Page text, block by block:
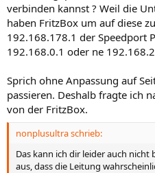
verbinden kannst ? Weil die
haben FritzBox um auf diese
192.168.178.1 der Speedport
192.168.0.1 oder ne
Sprich ohne Anpassung auf
passieren. Deshalb fragte ich
von der FritzBox.
nonplusultra schrieb:
Das kann ich dir leider auch
aus, dass die Leitung